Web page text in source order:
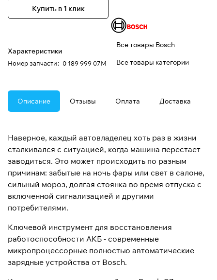
Купить в 1 клик
Характеристики
Номер запчасти: 0 189 999 07M
Все товары Bosch
Все товары категории
Описание Отзывы Оплата Доставка
Наверное, каждый автовладелец хоть раз в жизни
сталкивался с ситуацией, когда машина перестает
заводиться. Это может происходить по разным
причинам: забытые на ночь фары или свет в салоне,
сильный мороз, долгая стоянка во время отпуска с
включенной сигнализацией и другими
потребителями.
Ключевой инструмент для восстановления
работоспособности АКБ - современные
микропроцессорные полностью автоматические
зарядные устройства от Bosch.